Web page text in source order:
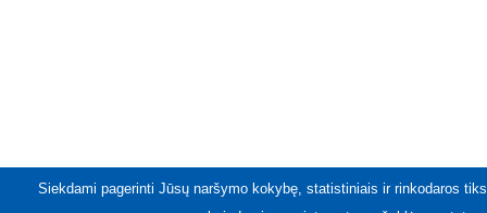
Siekdami pagerinti Jūsų naršymo kokybę, statistiniais ir rinkodaros